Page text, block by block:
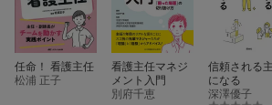
任命！ 看護主任
松浦 正子
看護主任マネジ
メント入門
別府千恵
信頼される
になる
深澤優子